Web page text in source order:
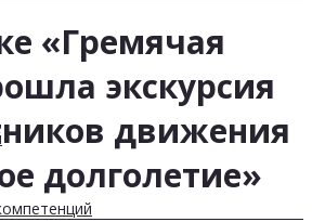
«Гремячая
экскурсия
движения
долголетие»